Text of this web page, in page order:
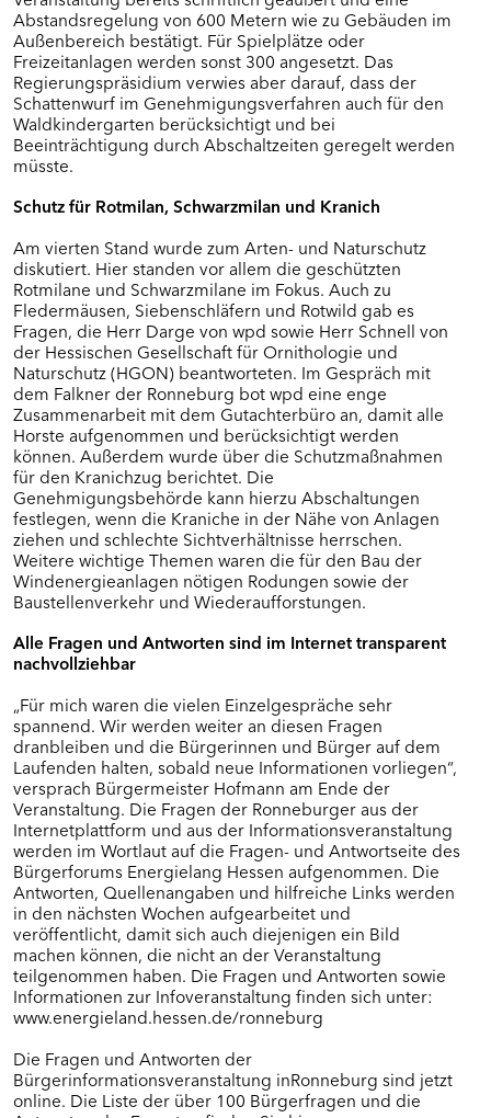
Abstandsregelung von 600 Metern wie zu Gebäuden im
Außenbereich bestätigt. Für Spielplätze oder
Freizeitanlagen werden sonst 300 angesetzt. Das
Regierungspräsidium verwies aber darauf, dass der
Schattenwurf im Genehmigungsverfahren auch für den
Waldkindergarten berücksichtigt und bei
Beeinträchtigung durch Abschaltzeiten geregelt werden
müsste.
Schutz für Rotmilan, Schwarzmilan und Kranich
Am vierten Stand wurde zum Arten- und Naturschutz
diskutiert. Hier standen vor allem die geschützten
Rotmilane und Schwarzmilane im Fokus. Auch zu
Fledermäusen, Siebenschläfern und Rotwild gab es
Fragen, die Herr Darge von wpd sowie Herr Schnell von
der Hessischen Gesellschaft für Ornithologie und
Naturschutz (HGON) beantworteten. Im Gespräch mit
dem Falkner der Ronneburg bot wpd eine enge
Zusammenarbeit mit dem Gutachterbüro an, damit alle
Horste aufgenommen und berücksichtigt werden
können. Außerdem wurde über die Schutzmaßnahmen
für den Kranichzug berichtet. Die
Genehmigungsbehörde kann hierzu Abschaltungen
festlegen, wenn die Kraniche in der Nähe von Anlagen
ziehen und schlechte Sichtverhältnisse herrschen.
Weitere wichtige Themen waren die für den Bau der
Windenergieanlagen nötigen Rodungen sowie der
Baustellenverkehr und Wiederaufforstungen.
Alle Fragen und Antworten sind im Internet transparent
nachvollziehbar
„Für mich waren die vielen Einzelgespräche sehr
spannend. Wir werden weiter an diesen Fragen
dranbleiben und die Bürgerinnen und Bürger auf dem
Laufenden halten, sobald neue Informationen vorliegen“,
versprach Bürgermeister Hofmann am Ende der
Veranstaltung. Die Fragen der Ronneburger aus der
Internetplattform und aus der Informationsveranstaltung
werden im Wortlaut auf die Fragen- und Antwortseite des
Bürgerforums Energielang Hessen aufgenommen. Die
Antworten, Quellenangaben und hilfreiche Links werden
in den nächsten Wochen aufgearbeitet und
veröffentlicht, damit sich auch diejenigen ein Bild
machen können, die nicht an der Veranstaltung
teilgenommen haben. Die Fragen und Antworten sowie
Informationen zur Infoveranstaltung finden sich unter:
www.energieland.hessen.de/ronneburg
Die Fragen und Antworten der
Bürgerinformationsveranstaltung inRonneburg sind jetzt
online. Die Liste der über 100 Bürgerfragen und die